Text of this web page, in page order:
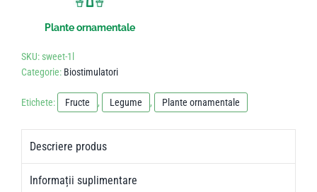
Plante ornamentale
SKU: sweet-1l
Categorie: Biostimulatori
Etichete: Fructe , Legume , Plante ornamentale
Descriere produs
Informații suplimentare